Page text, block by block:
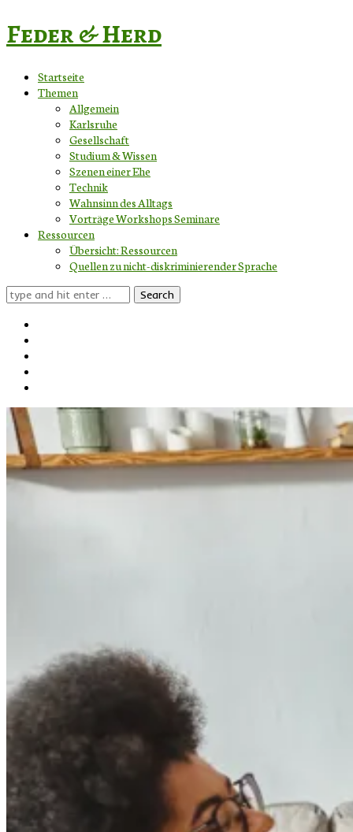
Feder & Herd
Startseite
Themen
Allgemein
Karlsruhe
Gesellschaft
Studium & Wissen
Szenen einer Ehe
Technik
Wahnsinn des Alltags
Vorträge Workshops Seminare
Ressourcen
Übersicht: Ressourcen
Quellen zu nicht-diskriminierender Sprache
Search
for: